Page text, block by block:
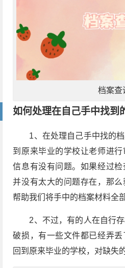
档案查
如何处理在自己手中找到
1、在处理自己手中找的
到原来毕业的学校让老师进
信息有没有问题。如果经过
并没有太大的问题存在，那
帮助我们将手中的档案材料全
2、不过，有的人在自行
破损，有一些文件都已经弄
回到原来毕业的学校，对缺失